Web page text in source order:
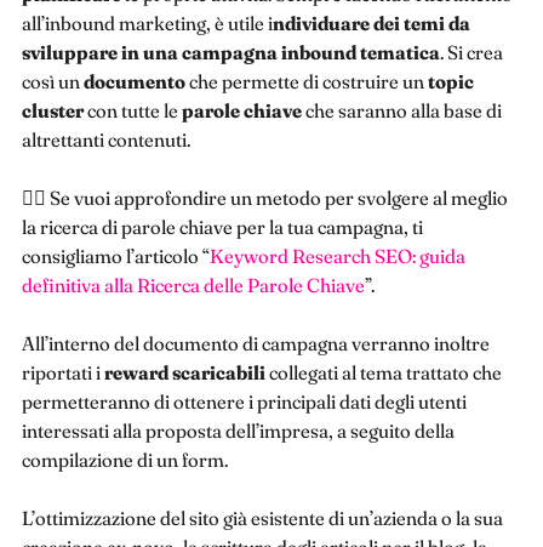
all’inbound marketing, è utile individuare dei temi da
sviluppare in una campagna inbound tematica. Si crea
così undocumentoche permette di costruire untopic
clustercon tutte le parole chiaveche saranno alla base di
altrettanti contenuti.
👉🏻 Se vuoi approfondire un metodo per svolgere al meglio
la ricerca di parole chiave per la tua campagna, ti
consigliamo l’articolo “Keyword Research SEO: guida
definitiva alla Ricerca delle Parole Chiave”.
All’interno del documento di campagna verranno inoltre
riportati ireward scaricabilicollegati al tema trattato che
permetteranno di ottenere i principali dati degli utenti
interessati alla proposta dell’impresa, a seguito della
compilazione di un form.
L’ottimizzazione del sito già esistente di un’azienda o la sua